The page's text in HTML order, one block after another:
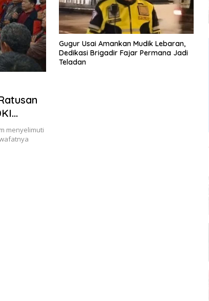
menyelimuti
Gugur Usai Amankan Mudik Lebaran,
Dedikasi Brigadir Fajar Permana Jadi
Teladan